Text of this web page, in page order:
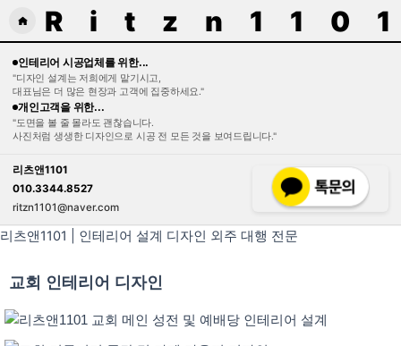
리츠앤1101 | 인테리어 설계 디자인 외주 대행 전문
홈
로
이
동
R i t z n 1 1 0 1
인테리어 시공업체를 위한...
"디자인 설계는 저희에게 맡기시고,
대표님은 더 많은 현장과 고객에 집중하세요."
개인고객을 위한...
"도면을 볼 줄 몰라도 괜찮습니다.
사진처럼 생생한 디자인으로 시공 전 모든 것을 보여드립니다."
리츠앤1101
010.3344.8527
ritzn1101@naver.com
교회 인테리어 디자인